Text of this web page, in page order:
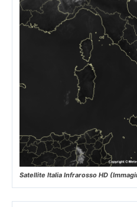
Satellite Italia Infrarosso HD